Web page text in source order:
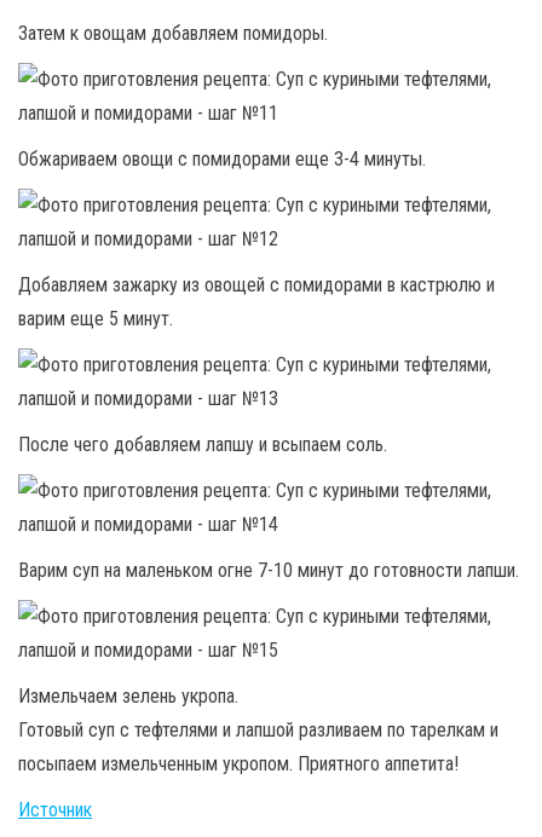
Затем к овощам добавляем помидоры.
Обжариваем овощи с помидорами еще 3-4 минуты.
Добавляем зажарку из овощей с помидорами в кастрюлю и
варим еще 5 минут.
После чего добавляем лапшу и всыпаем соль.
Варим суп на маленьком огне 7-10 минут до готовности лапши.
Измельчаем зелень укропа.
Готовый суп с тефтелями и лапшой разливаем по тарелкам и
посыпаем измельченным укропом. Приятного аппетита!
Источник